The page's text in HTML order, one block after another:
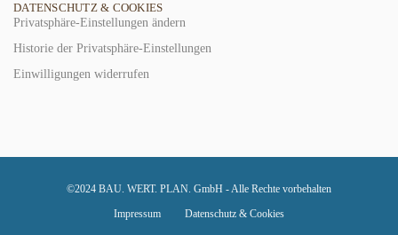
DATENSCHUTZ & COOKIES
Privatsphäre-Einstellungen ändern
Historie der Privatsphäre-Einstellungen
Einwilligungen widerrufen
©2024 BAU. WERT. PLAN. GmbH - Alle Rechte vorbehalten
Impressum
Datenschutz & Cookies